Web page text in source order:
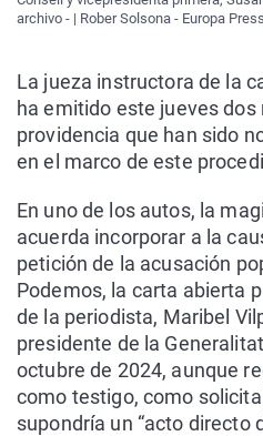
archivo - | Rober Solsona - Europa
La jueza instructora de la
ha emitido este jueves dos
providencia que han sido
en el marco de este
En uno de los autos, la
acuerda incorporar a la
petición de la acusación
Podemos, la carta abierta
de la periodista, Maribel
presidente de la
octubre de 2024, aunque
como testigo, como
supondría un “acto directo